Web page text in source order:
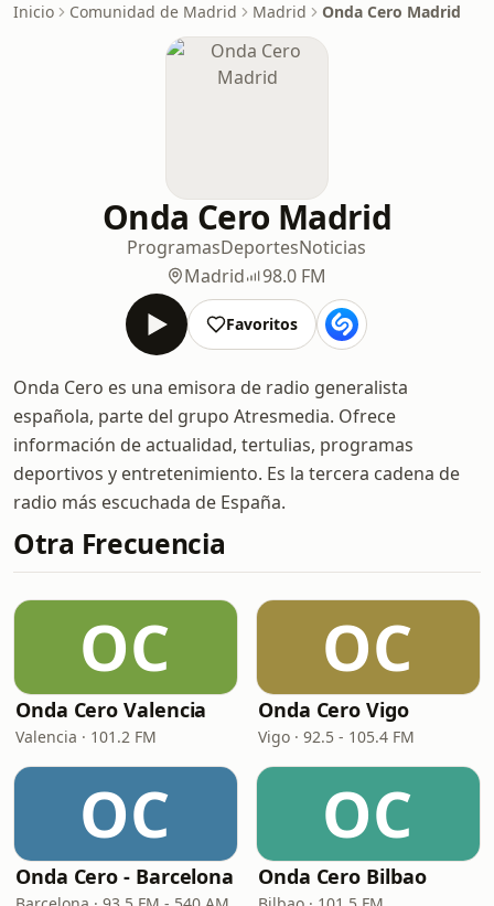
Inicio Comunidad de Madrid Madrid Onda Cero Madrid
Onda Cero Madrid
ProgramasDeportesNoticias
Madrid
98.0 FM
Favoritos
Onda Cero es una emisora de radio generalista
española, parte del grupo Atresmedia. Ofrece
información de actualidad, tertulias, programas
deportivos y entretenimiento. Es la tercera cadena de
radio más escuchada de España.
Otra Frecuencia
OC
Onda Cero Valencia
Valencia · 101.2 FM
OC
Onda Cero Vigo
Vigo · 92.5 - 105.4 FM
OC
Onda Cero - Barcelona
OC
Onda Cero Bilbao